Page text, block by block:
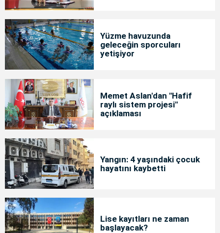
Yüzme havuzunda
geleceğin sporcuları
yetişiyor
Memet Aslan'dan "Hafif
raylı sistem projesi"
açıklaması
Yangın: 4 yaşındaki çocuk
hayatını kaybetti
Lise kayıtları ne zaman
başlayacak?